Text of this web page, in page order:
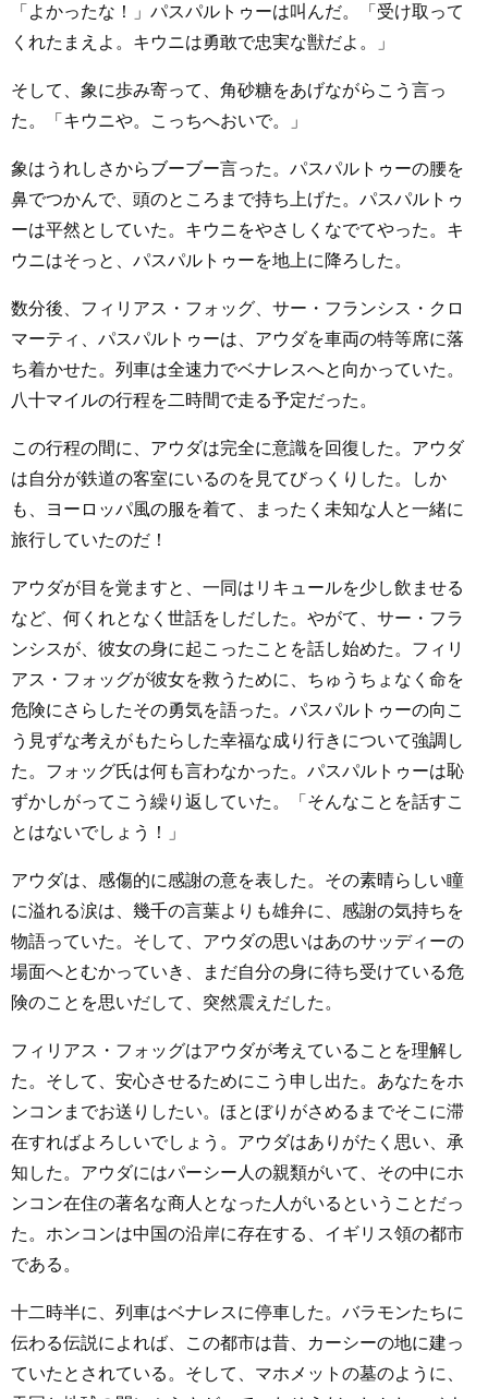
「よかったな！」パスパルトゥーは叫んだ。「受け取って
くれたまえよ。キウニは勇敢で忠実な獣だよ。」
そして、象に歩み寄って、角砂糖をあげながらこう言っ
た。「キウニや。こっちへおいで。」
象はうれしさからブーブー言った。パスパルトゥーの腰を
鼻でつかんで、頭のところまで持ち上げた。パスパルトゥ
ーは平然としていた。キウニをやさしくなでてやった。キ
ウニはそっと、パスパルトゥーを地上に降ろした。
数分後、フィリアス・フォッグ、サー・フランシス・クロ
マーティ、パスパルトゥーは、アウダを車両の特等席に落
ち着かせた。列車は全速力でベナレスへと向かっていた。
八十マイルの行程を二時間で走る予定だった。
この行程の間に、アウダは完全に意識を回復した。アウダ
は自分が鉄道の客室にいるのを見てびっくりした。しか
も、ヨーロッパ風の服を着て、まったく未知な人と一緒に
旅行していたのだ！
アウダが目を覚ますと、一同はリキュールを少し飲ませる
など、何くれとなく世話をしだした。やがて、サー・フラ
ンシスが、彼女の身に起こったことを話し始めた。フィリ
アス・フォッグが彼女を救うために、ちゅうちょなく命を
危険にさらしたその勇気を語った。パスパルトゥーの向こ
う見ずな考えがもたらした幸福な成り行きについて強調し
た。フォッグ氏は何も言わなかった。パスパルトゥーは恥
ずかしがってこう繰り返していた。「そんなことを話すこ
とはないでしょう！」
アウダは、感傷的に感謝の意を表した。その素晴らしい瞳
に溢れる涙は、幾千の言葉よりも雄弁に、感謝の気持ちを
物語っていた。そして、アウダの思いはあのサッディーの
場面へとむかっていき、まだ自分の身に待ち受けている危
険のことを思いだして、突然震えだした。
フィリアス・フォッグはアウダが考えていることを理解し
た。そして、安心させるためにこう申し出た。あなたをホ
ンコンまでお送りしたい。ほとぼりがさめるまでそこに滞
在すればよろしいでしょう。アウダはありがたく思い、承
知した。アウダにはパーシー人の親類がいて、その中にホ
ンコン在住の著名な商人となった人がいるということだっ
た。ホンコンは中国の沿岸に存在する、イギリス領の都市
である。
十二時半に、列車はベナレスに停車した。バラモンたちに
伝わる伝説によれば、この都市は昔、カーシーの地に建っ
ていたとされている。そして、マホメットの墓のように、